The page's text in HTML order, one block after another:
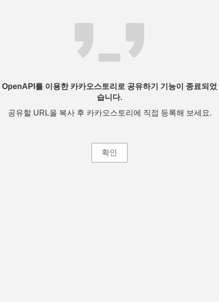
OpenAPI를 이용한 카카오스토리로 공유하기 기능이 종료되었
습니다.
공유할 URL을 복사 후 카카오스토리에 직접 등록해 보세요.
확인